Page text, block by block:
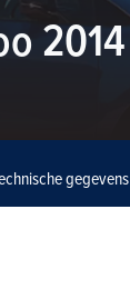
2014
gegevens